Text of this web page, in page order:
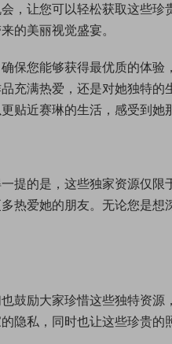
，让您可以轻松获取这些
的美丽视觉盛宴。
保您能够获得最优质的体
充满热爱，还是对她独特的
贴近赛琳的生活，感受到她
提的是，这些独家资源仅限
热爱她的朋友。无论您是想
鼓励大家珍惜这些独特资源
隐私，同时也让这些珍贵的